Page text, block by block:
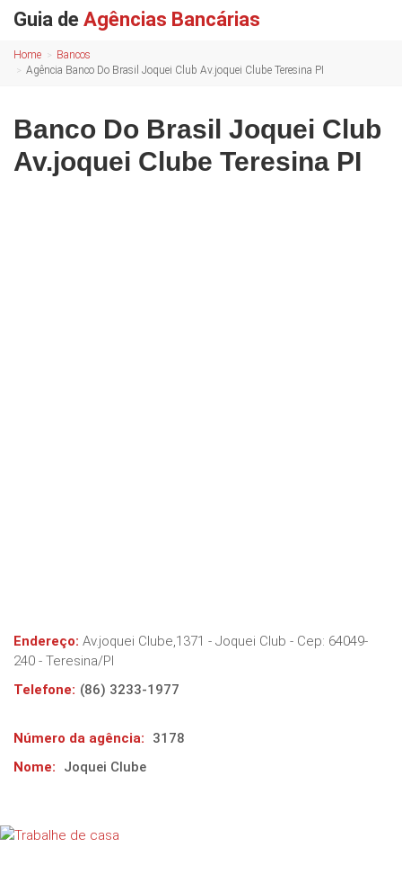
Guia de Agências Bancárias
Home
Bancos
Agência Banco Do Brasil Joquei Club Av.joquei Clube Teresina PI
Banco Do Brasil Joquei Club
Av.joquei Clube Teresina PI
Endereço: Av.joquei Clube,1371 - Joquei Club - Cep: 64049-
240 - Teresina/PI
Telefone: (86) 3233-1977
Número da agência:
3178
Nome:
Joquei Clube